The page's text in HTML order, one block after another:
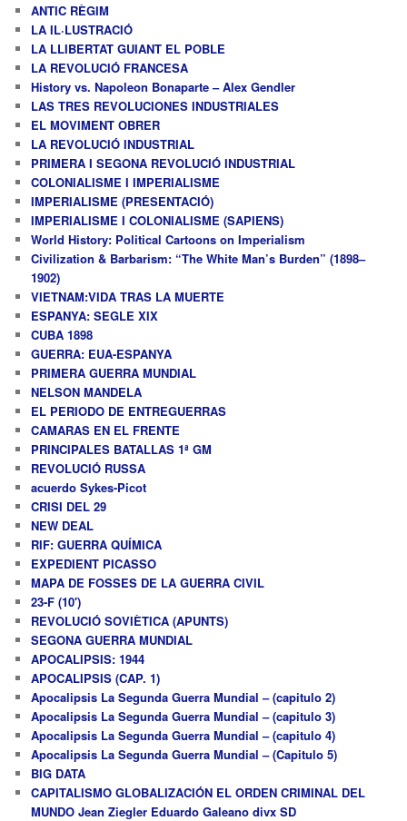
ANTIC RÈGIM
LA IL·LUSTRACIÓ
LA LLIBERTAT GUIANT EL POBLE
LA REVOLUCIÓ FRANCESA
History vs. Napoleon Bonaparte – Alex Gendler
LAS TRES REVOLUCIONES INDUSTRIALES
EL MOVIMENT OBRER
LA REVOLUCIÓ INDUSTRIAL
PRIMERA I SEGONA REVOLUCIÓ INDUSTRIAL
COLONIALISME I IMPERIALISME
IMPERIALISME (PRESENTACIÓ)
IMPERIALISME I COLONIALISME (SAPIENS)
World History: Political Cartoons on Imperialism
Civilization & Barbarism: “The White Man’s Burden” (1898–
1902)
VIETNAM:VIDA TRAS LA MUERTE
ESPANYA: SEGLE XIX
CUBA 1898
GUERRA: EUA-ESPANYA
PRIMERA GUERRA MUNDIAL
NELSON MANDELA
EL PERIODO DE ENTREGUERRAS
CAMARAS EN EL FRENTE
PRINCIPALES BATALLAS 1ª GM
REVOLUCIÓ RUSSA
acuerdo Sykes-Picot
CRISI DEL 29
NEW DEAL
RIF: GUERRA QUÍMICA
EXPEDIENT PICASSO
MAPA DE FOSSES DE LA GUERRA CIVIL
23-F (10′)
REVOLUCIÓ SOVIÈTICA (APUNTS)
SEGONA GUERRA MUNDIAL
APOCALIPSIS: 1944
APOCALIPSIS (CAP. 1)
Apocalipsis La Segunda Guerra Mundial – (capitulo 2)
Apocalipsis La Segunda Guerra Mundial – (capitulo 3)
Apocalipsis La Segunda Guerra Mundial – (capitulo 4)
Apocalipsis La Segunda Guerra Mundial – (Capitulo 5)
BIG DATA
CAPITALISMO GLOBALIZACIÓN EL ORDEN CRIMINAL DEL
MUNDO Jean Ziegler Eduardo Galeano divx SD